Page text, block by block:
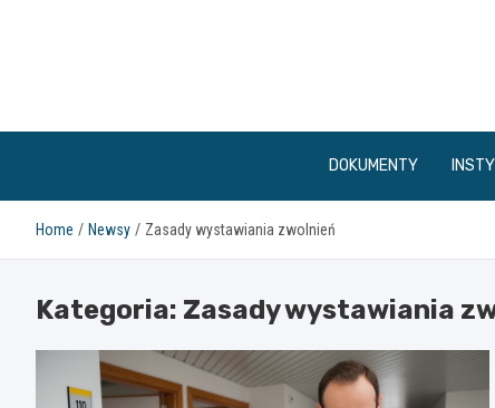
DOKUMENTY
Home Newsy Zasady wystawiania zwolnień
Kategoria: Zasady wystawiania